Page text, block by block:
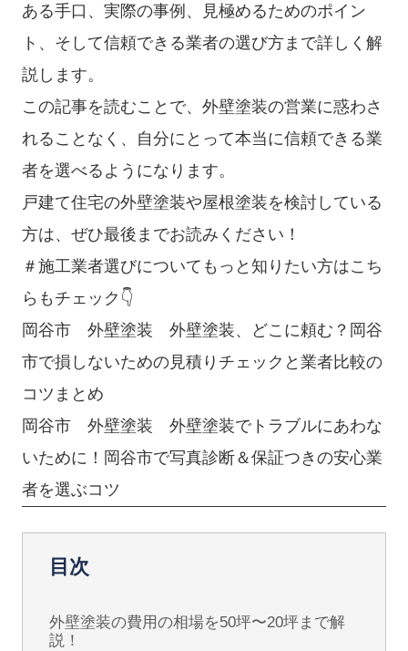
ある手口、実際の事例、見極めるためのポイン
ト、そして信頼できる業者の選び方まで詳しく解
説します。
この記事を読むことで、外壁塗装の営業に惑わさ
れることなく、自分にとって本当に信頼できる業
者を選べるようになります。
戸建て住宅の外壁塗装や屋根塗装を検討している
方は、ぜひ最後までお読みください！
＃施工業者選びについてもっと知りたい方はこち
らもチェック👇
岡谷市 外壁塗装 外壁塗装、どこに頼む？岡谷
市で損しないための見積りチェックと業者比較の
コツまとめ
岡谷市 外壁塗装 外壁塗装でトラブルにあわな
いために！岡谷市で写真診断＆保証つきの安心業
者を選ぶコツ
目次
外壁塗装の費用の相場を50坪〜20坪まで解
説！